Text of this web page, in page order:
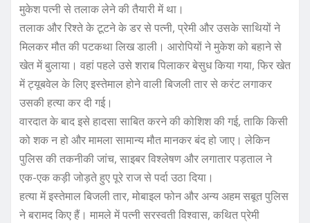
मुकेश पत्नी से तलाक लेने की तैयारी में था।
तलाक और रिश्ते के टूटने के डर से पत्नी, प्रेमी और उसके साथियों ने
मिलकर मौत की पटकथा लिख डाली। आरोपियों ने मुकेश को बहाने से
खेत में बुलाया। वहां पहले उसे शराब पिलाकर बेसुध किया गया, फिर खेत
में ट्यूबवेल के लिए इस्तेमाल होने वाली बिजली तार से करंट लगाकर
उसकी हत्या कर दी गई।
वारदात के बाद इसे हादसा साबित करने की कोशिश की गई, ताकि किसी
को शक न हो और मामला सामान्य मौत मानकर बंद हो जाए। लेकिन
पुलिस की तकनीकी जांच, साइबर विश्लेषण और लगातार पड़ताल ने
एक-एक कड़ी जोड़ते हुए पूरे राज से पर्दा उठा दिया।
हत्या में इस्तेमाल बिजली तार, मोबाइल फोन और अन्य अहम सबूत पुलिस
ने बरामद किए हैं। मामले में पत्नी सरस्वती विश्वास, कथित प्रेमी